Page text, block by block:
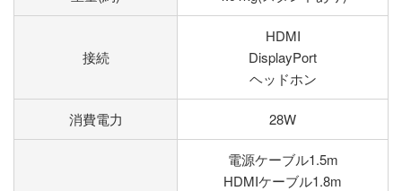
接続
HDMI
DisplayPort
ヘッドホン
消費電力 28W
電源ケーブル1.5m
HDMIケーブル1.8m